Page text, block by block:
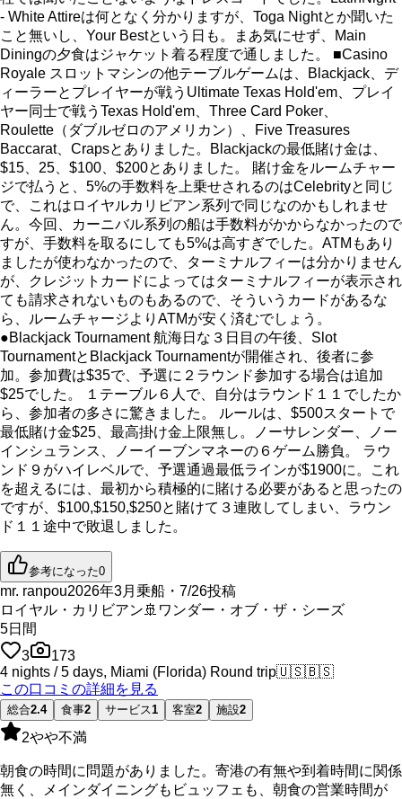
- White Attireは何となく分かりますが、Toga Nightとか聞いた
こと無いし、Your Bestという日も。まあ気にせず、Main
Diningの夕食はジャケット着る程度で通しました。 ■Casino
Royale スロットマシンの他テーブルゲームは、Blackjack、デ
ィーラーとプレイヤーが戦うUltimate Texas Hold'em、プレイ
ヤー同士で戦うTexas Hold'em、Three Card Poker、
Roulette（ダブルゼロのアメリカン）、Five Treasures
Baccarat、Crapsとありました。Blackjackの最低賭け金は、
$15、25、$100、$200とありました。 賭け金をルームチャー
ジで払うと、5%の手数料を上乗せされるのはCelebrityと同じ
で、これはロイヤルカリビアン系列で同じなのかもしれませ
ん。今回、カーニバル系列の船は手数料がかからなかったので
すが、手数料を取るにしても5%は高すぎでした。ATMもあり
ましたが使わなかったので、ターミナルフィーは分かりません
が、クレジットカードによってはターミナルフィーが表示され
ても請求されないものもあるので、そういうカードがあるな
ら、ルームチャージよりATMが安く済むでしょう。
●Blackjack Tournament 航海日な３日目の午後、Slot
TournamentとBlackjack Tournamentが開催され、後者に参
加。参加費は$35で、予選に２ラウンド参加する場合は追加
$25でした。 １テーブル６人で、自分はラウンド１１でしたか
ら、参加者の多さに驚きました。 ルールは、$500スタートで
最低賭け金$25、最高掛け金上限無し。ノーサレンダー、ノー
インシュランス、ノーイーブンマネーの６ゲーム勝負。 ラウ
ンド９がハイレベルで、予選通過最低ラインが$1900に。これ
を超えるには、最初から積極的に賭ける必要があると思ったの
ですが、$100,$150,$250と賭けて３連敗してしまい、ラウン
ド１１途中で敗退しました。
参考になった0
mr. ranpou2026年3月乗船・7/26投稿
ロイヤル・カリビアン 🚢 ワンダー・オブ・ザ・シーズ
5日間
3
173
4 nights / 5 days, Miami (Florida) Round trip🇺🇸🇧🇸
この口コミの詳細を見る
総合2.4 食事2 サービス1 客室2 施設2
2やや不満
朝食の時間に問題がありました。寄港の有無や到着時間に関係
無く、メインダイニングもビュッフェも、朝食の営業時間が